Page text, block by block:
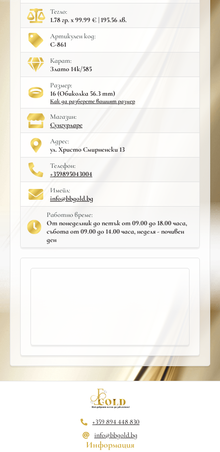
Тегло:
1.78 гр. x 99.99 € | 195.56 лв.
Артикулен код:
С-861
Карат:
Злато 14к/585
Размер:
16 (Обиколка 56.3 mm)
Как да разберете вашият размер
Mагазин:
Сунгурларе
Адрес:
ул. Христо Смирненски 13
Телефон:
+359895043004
Имейл:
info@bbgold.bg
Работно време:
От понеделник до петък от 09.00 до 18.00 часа,
събота от 09.00 до 14.00 часа, неделя - почивен
ден
+359 894 448 830
info@bbgold.bg
Информация